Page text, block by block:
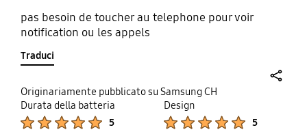
pas besoin de toucher au telephone pour voir
notification ou les appels
Traduci
Originariamente pubblicato su Samsung CH
Durata della batteria
5
Design
5